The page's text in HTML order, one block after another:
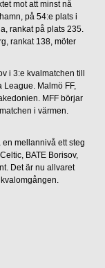
mot att minst nå
på 54:e plats i
rankat på plats 235.
rankat 138, möter
i 3:e kvalmatchen till
Malmö FF,
MFF börjar
i värmen.
mellannivå ett steg
BATE Borisov,
Det är nu allvaret